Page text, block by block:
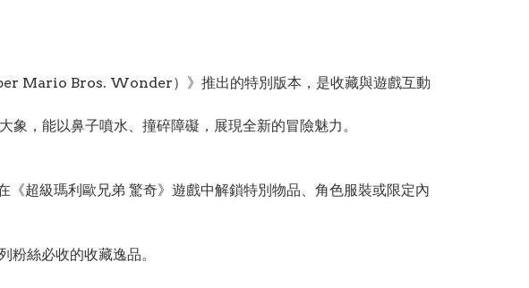
Mario Bros. Wonder）》推出的特別版本，是收藏與遊戲互動
，能以鼻子噴水、撞碎障礙，展現全新的冒險魅力。
級瑪利歐兄弟 驚奇》遊戲中解鎖特別物品、角色服裝或限定內
粉絲必收的收藏逸品。